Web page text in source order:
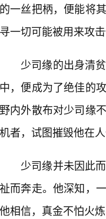
的一丝把柄，便能将
寻一切可能被用来攻击
少司缘的出身清
中，便成为了绝佳的
野内外散布对少司缘
机者，试图摧毁他在
少司缘并未因此
祉而奔走。他深知，
他相信，真金不怕火